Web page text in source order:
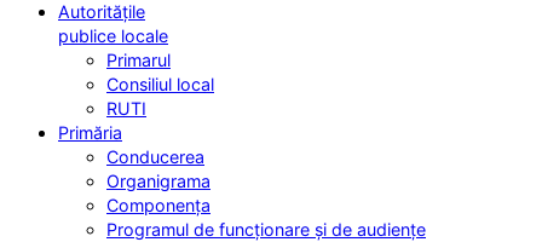
Autoritățile
publice locale
Primarul
Consiliul local
RUTI
Primăria
Conducerea
Organigrama
Componența
Programul de funcționare și de audiențe